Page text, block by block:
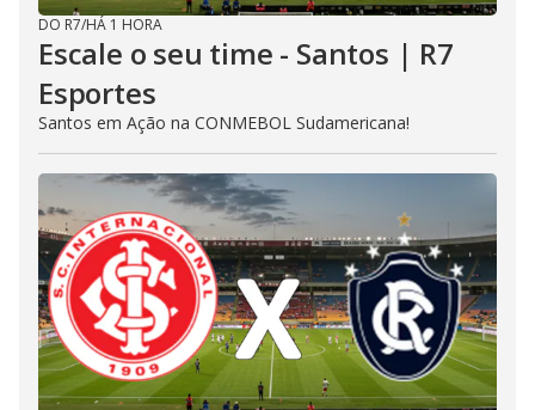
DO R7/HÁ 1 HORA
Escale o seu time - Santos | R7
Esportes
Santos em Ação na CONMEBOL Sudamericana!